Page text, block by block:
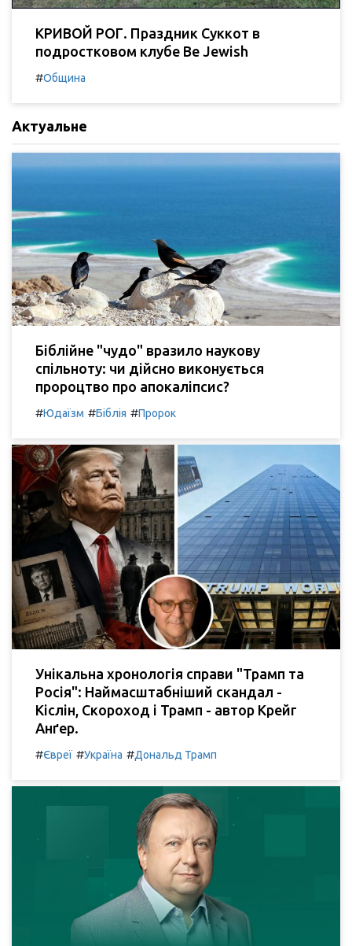
КРИВОЙ РОГ. Праздник Суккот в
подростковом клубе Be Jewish
#Община
Актуальне
Біблійне "чудо" вразило наукову
спільноту: чи дійсно виконується
пророцтво про апокаліпсис?
#Юдаїзм #Біблія #Пророк
Унікальна хронологія справи "Трамп та
Росія": Наймасштабніший скандал -
Кіслін, Скороход і Трамп - автор Крейг
Анґер.
#Євреї #Україна #Дональд Трамп